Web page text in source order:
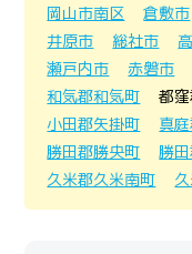
岡山市南区
倉敷市
井原市
総社市
瀬戸内市
赤磐市
和気郡和気町
都
小田郡矢掛町
真
勝田郡勝央町
勝
久米郡久米南町